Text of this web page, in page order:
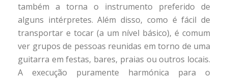
também a torna o instrumento preferido de
alguns intérpretes. Além disso, como é fácil de
transportar e tocar (a um nível básico), é comum
ver grupos de pessoas reunidas em torno de uma
guitarra em festas, bares, praias ou outros locais.
A execução puramente harmónica para o